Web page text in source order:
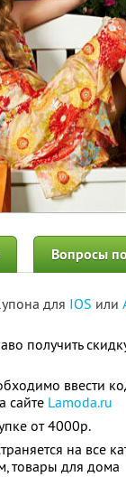
Вопросы
для IOS или
получить
ввести
сайте Lamoda.ru
от 4000р.
на все
товары для дома